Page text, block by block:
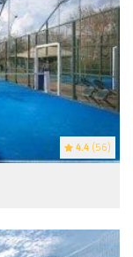
4.4 (56)